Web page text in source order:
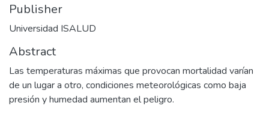
Publisher
Universidad ISALUD
Abstract
Las temperaturas máximas que provocan mortalidad varían
de un lugar a otro, condiciones meteorológicas como baja
presión y humedad aumentan el peligro.